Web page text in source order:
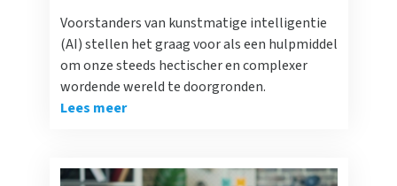
Voorstanders van kunstmatige intelligentie
(AI) stellen het graag voor als een hulpmiddel
om onze steeds hectischer en complexer
wordende wereld te doorgronden.
Lees meer